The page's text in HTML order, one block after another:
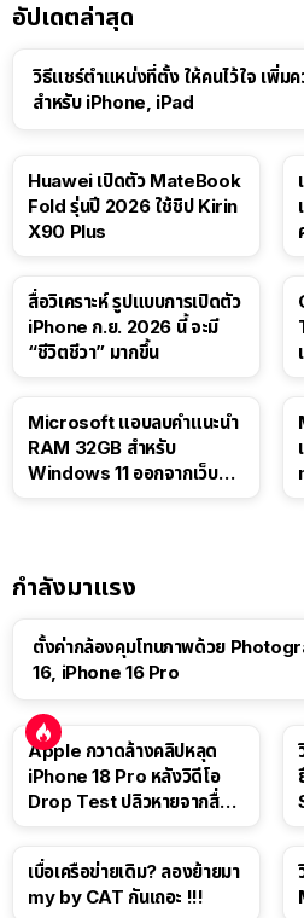
อัปเดตล่าสุด
วิธีแชร์ตำแหน่งที่ตั้ง ให้คนไว้ใจ เพิ่ม
สำหรับ iPhone, iPad
Huawei เปิดตัว MateBook
Fold รุ่นปี 2026 ใช้ชิป Kirin
X90 Plus
สื่อวิเคราะห์ รูปแบบการเปิดตัว
iPhone ก.ย. 2026 นี้ จะมี
“ชีวิตชีวา” มากขึ้น
Microsoft แอบลบคำแนะนำ
RAM 32GB สำหรับ
Windows 11 ออกจากเว็บตัว
กำลังมาแรง
ตั้งค่ากล้องคุมโทนภาพด้วย
16, iPhone 16 Pro
Apple กวาดล้างคลิปหลุด
iPhone 18 Pro หลังวิดีโอ
Drop Test ปลิวหายจากสื่อ
เบื่อเครือข่ายเดิม? ลองย้ายมา
my by CAT กันเถอะ !!!